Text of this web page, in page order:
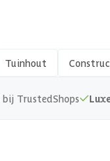
Tuinhout
bij TrustedShops